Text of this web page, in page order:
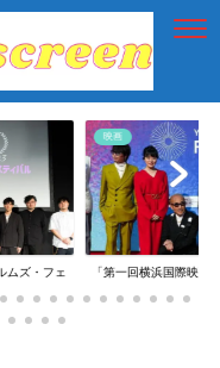
ムズ・フェ
映画
「第一回横浜国際映画